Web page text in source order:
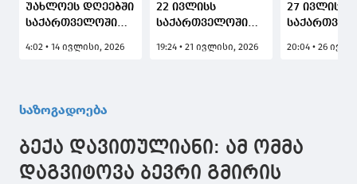
უახლოეს დღეებში
საქართველოში
ტემპერატურის
დროგამოშვებით
ნალექიანი
სეტყვა და ქარი
4:02 • 14 ივლისი, 2026
22 ივლისს
საქართველოში
ღრუბლიანი
19:24 • 21 ივლისი, 2026
27 ივლისს,
ქალაქში
20:04 • 26
საზოგადოება
ბექა დავითულიანი: ამ ომმა
დაგვიტოვა ბევრი გმირის